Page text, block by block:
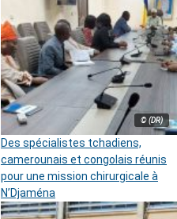
© (DR)
Des spécialistes tchadiens,
camerounais et congolais réunis
pour une mission chirurgicale à
N’Djaména